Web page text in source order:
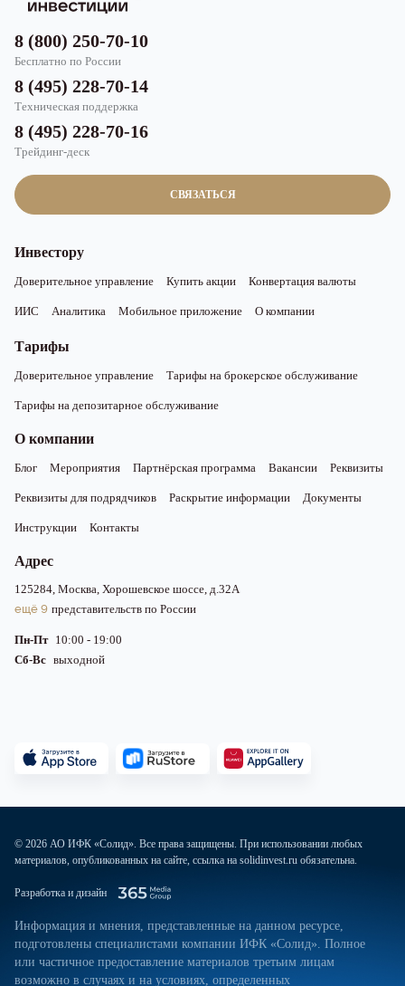
СВЯЗАТЬСЯ
8 (800) 250-70-10
Бесплатно по России
8 (495) 228-70-14
Техническая поддержка
8 (495) 228-70-16
Трейдинг-деск
Инвестору
Доверительное управление Купить акции Конвертация валюты
ИИС Аналитика Мобильное приложение О компании
Тарифы
Доверительное управление Тарифы на брокерское обслуживание
Тарифы на депозитарное обслуживание
О компании
Блог Мероприятия Партнёрская программа Вакансии Реквизиты
Реквизиты для подрядчиков Раскрытие информации Документы
Инструкции Контакты
Адрес
125284, Москва, Хорошевское шоссе, д.32А
ещё 9 представительств по России
Пн-Пт 10:00 - 19:00
Сб-Вс выходной
© 2026 АО ИФК «Солид». Все права защищены. При использовании любых
материалов, опубликованных на сайте, ссылка на solidinvest.ru обязательна.
Разработка и дизайн
Информация и мнения, представленные на данном ресурсе,
подготовлены специалистами компании ИФК «Солид». Полное
или частичное предоставление материалов третьим лицам
возможно в случаях и на условиях, определенных